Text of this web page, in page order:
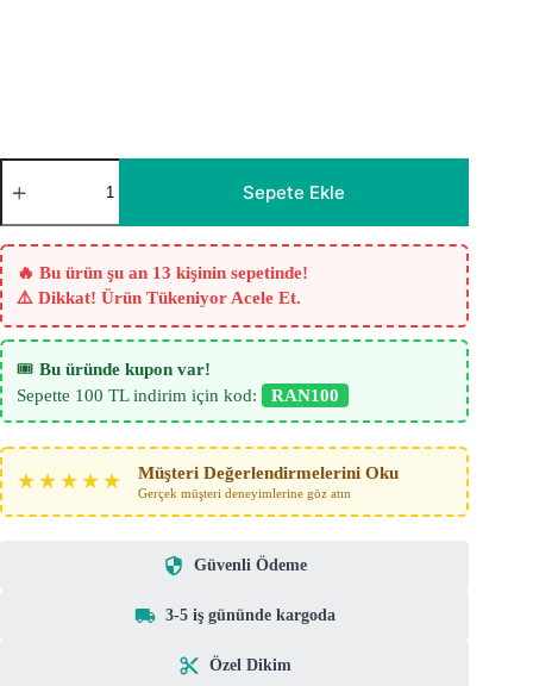
Asanti
Düz
Modern
Tül
Perde
–
Açik
Gri
adet
Sepete Ekle
🔥 Bu ürün şu an 13 kişinin sepetinde!
⚠️ Dikkat! Ürün Tükeniyor Acele Et.
🎟️ Bu üründe kupon var!
Sepette 100 TL indirim için kod:
RAN100
★★★★★ Müşteri Değerlendirmelerini Oku
Gerçek müşteri deneyimlerine göz atın
Güvenli Ödeme
3-5 iş gününde kargoda
Özel Dikim